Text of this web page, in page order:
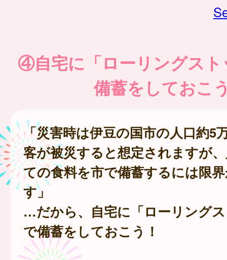
④自宅に「ローリングスト
備蓄をしておこ
「災害時は伊豆の国市の人口約5
客が被災すると想定されますが
ての食料を市で備蓄するには限
す」
…だから、自宅に「ローリング
で備蓄をしておこう！